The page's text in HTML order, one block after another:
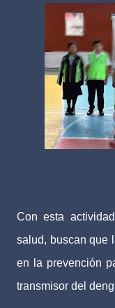
Con esta
salud, buscan que
en la prevención
transmisor del